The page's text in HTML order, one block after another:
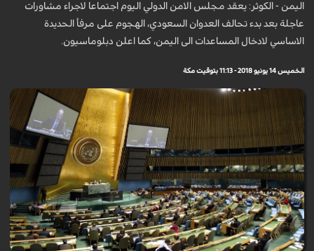
اليمن - الكوثر: يعقد ​مجلس الامن​ الدولي اليوم اجتماعا لاجراء مشاورات
عاجلة بعد بدء تحالف العدوان ​السعودي​، الهجوم على مرفأ الحديدة
الاساسي لادخال المساعدات الى ​اليمن​، كما اعلن دبلوماسيون.
الخميس 14 يونيو 2018 - 11:13 بتوقيت مكة